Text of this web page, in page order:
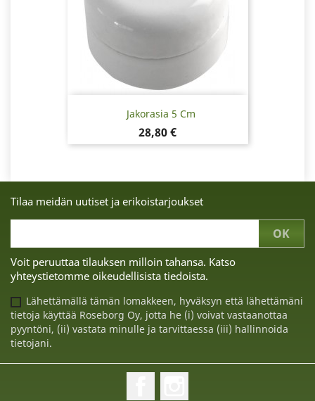
Jakorasia 5 Cm
Hinta
28,80 €
Tilaa meidän uutiset ja erikoistarjoukset
Voit peruuttaa tilauksen milloin tahansa. Katso
yhteystietomme oikeudellisista tiedoista.
Lähettämällä tämän lomakkeen, hyväksyn että lähettämäni
tietoja käyttää Roseborg Oy, jotta he (i) voivat vastaanottaa
pyyntöni, (ii) vastata minulle ja tarvittaessa (iii) hallinnoida
tietojani.